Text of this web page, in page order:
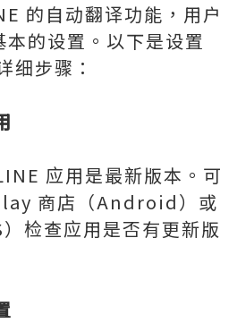
的自动翻译功能，用户
的设置。以下是设置
细步骤：
应用是最新版本。可
商店（Android）或
检查应用是否有更新版